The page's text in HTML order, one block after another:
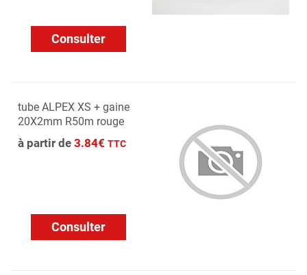
Consulter
tube ALPEX XS + gaine
20X2mm R50m rouge
à partir de 3.84€ TTC
Consulter